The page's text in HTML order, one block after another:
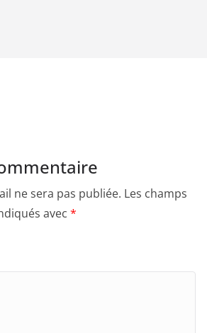
ne sera pas publiée. Les champs
avec *